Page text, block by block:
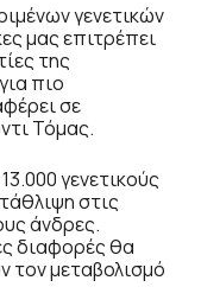
γενετικών
μας επιτρέπει
της
πιο
σε
Τόμας.
γενετικούς
στις
άνδρες.
διαφορές θα
τον μεταβολισμό